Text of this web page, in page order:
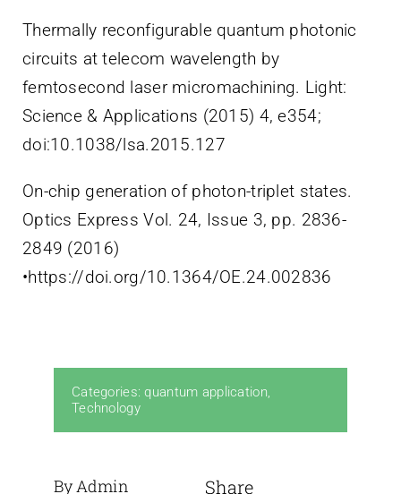
Thermally reconfigurable quantum photonic
circuits at telecom wavelength by
femtosecond laser micromachining. Light:
Science & Applications (2015) 4, e354;
doi:10.1038/lsa.2015.127
On-chip generation of photon-triplet states.
Optics Express Vol. 24, Issue 3, pp. 2836-
2849 (2016)
•https://doi.org/10.1364/OE.24.002836
Categories: quantum application,
Technology
By Admin Share